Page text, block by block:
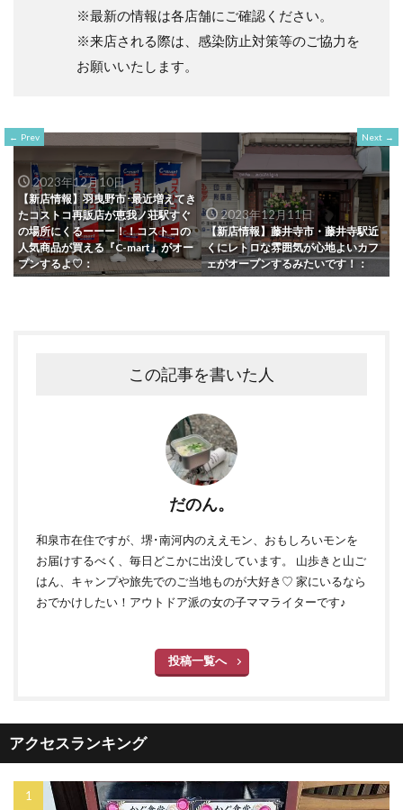
※最新の情報は各店舗にご確認ください。
※来店される際は、感染防止対策等のご協力を
お願いいたします。
Prev
2023年12月10日
【新店情報】羽曳野市･最近増えてき
たコストコ再販店が恵我ノ荘駅すぐ
の場所にくるーーー！！コストコの
人気商品が買える『C-mart』がオー
プンするよ♡：
Next
2023年12月11日
【新店情報】藤井寺市・藤井寺駅近
くにレトロな雰囲気が心地よいカフ
ェがオープンするみたいです！：
この記事を書いた人
だのん。
和泉市在住ですが、堺･南河内のええモン、おもしろいモンを
お届けするべく、毎日どこかに出没しています。 山歩きと山ご
はん、キャンプや旅先でのご当地ものが大好き♡ 家にいるなら
おでかけしたい！アウトドア派の女の子ママライターです♪
投稿一覧へ
アクセスランキング